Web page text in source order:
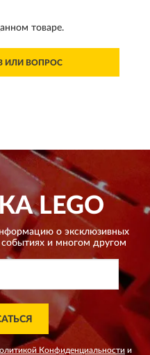
товаре.
ИЛИ ВОПРОС
LEGO
о эксклюзивных
событиях и многом другом
Конфиденциальности и